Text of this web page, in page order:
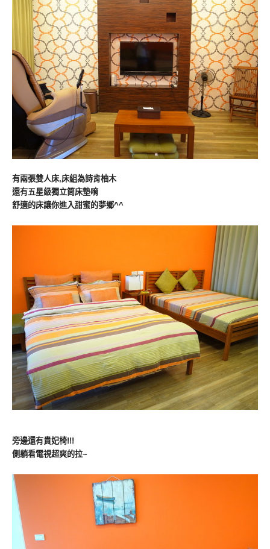
有兩張雙人床,床組為詩肯柚木
還有五星級獨立筒床墊唷
舒適的床讓你進入甜蜜的夢鄉^^
旁邊還有貴妃椅!!!
側躺看電視超爽的拉~